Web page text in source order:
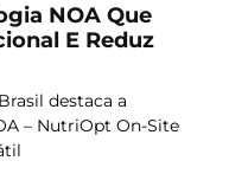
NOA Que
E Reduz
destaca a
– NutriOpt On-Site